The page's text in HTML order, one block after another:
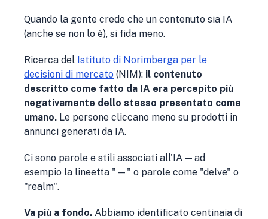
Quando la gente crede che un contenuto sia IA
(anche se non lo è), si fida meno.
Ricerca del Istituto di Norimberga per le
decisioni di mercato (NIM): il contenuto
descritto come fatto da IA era percepito più
negativamente dello stesso presentato come
umano. Le persone cliccano meno su prodotti in
annunci generati da IA.
Ci sono parole e stili associati all'IA — ad
esempio la lineetta "—" o parole come "delve" o
"realm".
Va più a fondo. Abbiamo identificato centinaia di